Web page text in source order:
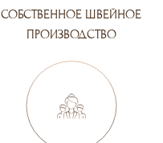
СОБСТВЕННОЕ ШВЕЙНОЕ
ПРОИЗВОДСТВО